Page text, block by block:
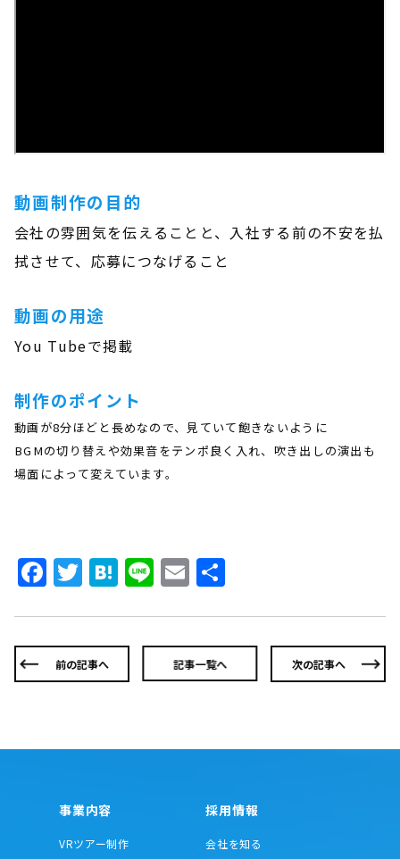
動画制作の目的
会社の雰囲気を伝えることと、入社する前の不安を払
拭させて、応募につなげること
動画の用途
You Tubeで掲載
制作のポイント
動画が8分ほどと長めなので、見ていて飽きないように
BGMの切り替えや効果音をテンポ良く入れ、吹き出しの演出も
場面によって変えています。
Facebook
Twitter
Hatena
LineEmail
前の記事へ 記事一覧へ 次の記事へ
事業内容
VRツアー制作
採用情報
会社を知る